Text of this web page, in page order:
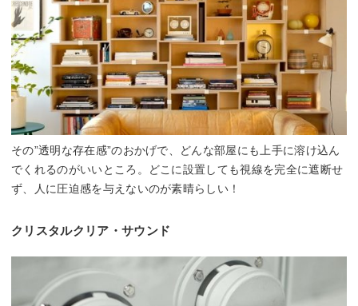
その”透明な存在感”のおかげで、どんな部屋にも上手に溶け込ん
でくれるのがいいところ。どこに設置しても視線を完全に遮断せ
ず、人に圧迫感を与えないのが素晴らしい！
クリスタルクリア・サウンド